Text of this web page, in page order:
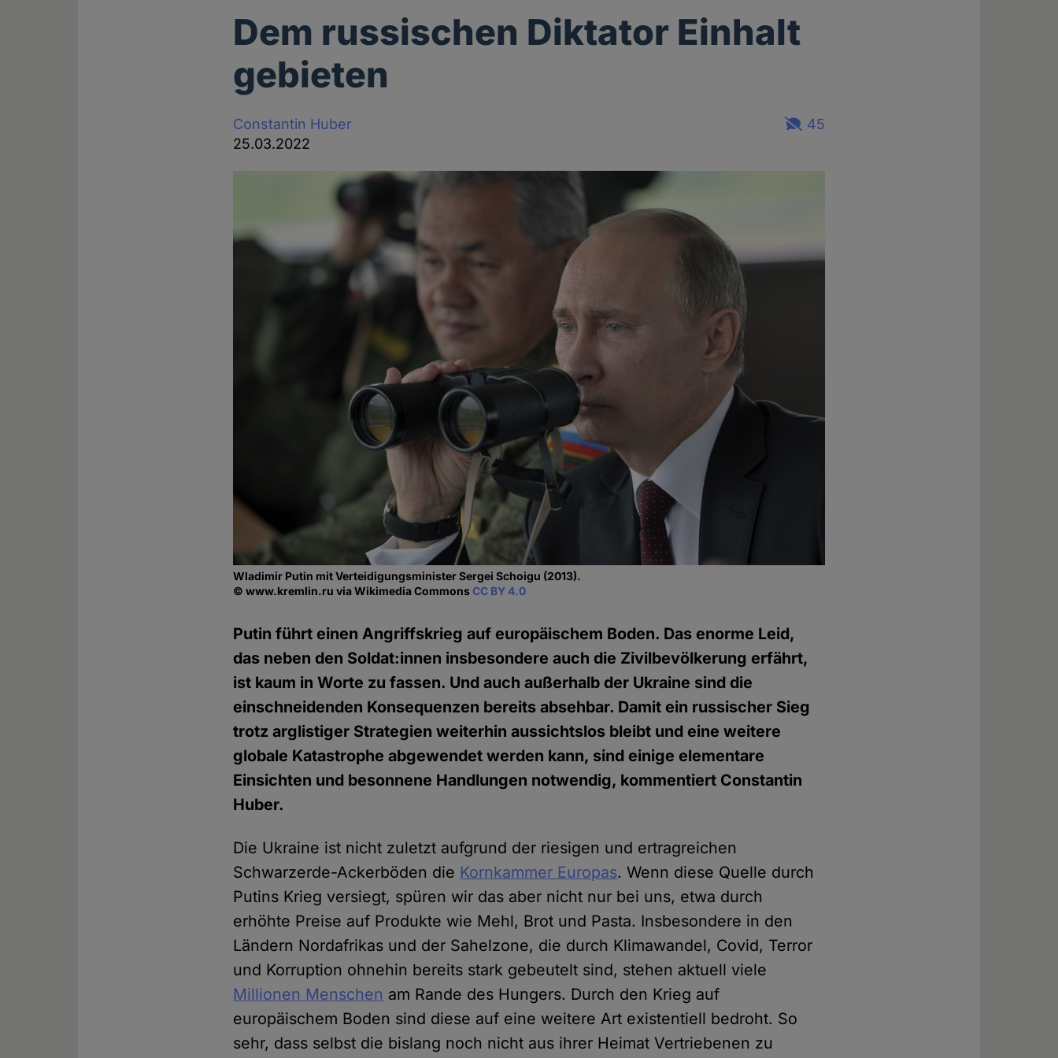
Dem russischen Diktator Einhalt
gebieten
Constantin Huber
25.03.2022
45
Wladimir Putin mit Verteidigungsminister Sergei Schoigu (2013).
© www.kremlin.ru via Wikimedia CommonsCC BY 4.0
Putin führt einen Angriffskrieg auf europäischem Boden. Das enorme Leid,
das neben den Soldat:innen insbesondere auch die Zivilbevölkerung erfährt,
ist kaum in Worte zu fassen. Und auch außerhalb der Ukraine sind die
einschneidenden Konsequenzen bereits absehbar. Damit ein russischer Sieg
trotz arglistiger Strategien weiterhin aussichtslos bleibt und eine weitere
globale Katastrophe abgewendet werden kann, sind einige elementare
Einsichten und besonnene Handlungen notwendig, kommentiert Constantin
Huber.
Die Ukraine ist nicht zuletzt aufgrund der riesigen und ertragreichen
Schwarzerde-Ackerböden die Kornkammer Europas. Wenn diese Quelle durch
Putins Krieg versiegt, spüren wir das aber nicht nur bei uns, etwa durch
erhöhte Preise auf Produkte wie Mehl, Brot und Pasta. Insbesondere in den
Ländern Nordafrikas und der Sahelzone, die durch Klimawandel, Covid, Terror
und Korruption ohnehin bereits stark gebeutelt sind, stehen aktuell viele
Millionen Menschen am Rande des Hungers. Durch den Krieg auf
europäischem Boden sind diese auf eine weitere Art existentiell bedroht. So
sehr, dass selbst die bislang noch nicht aus ihrer Heimat Vertriebenen zu